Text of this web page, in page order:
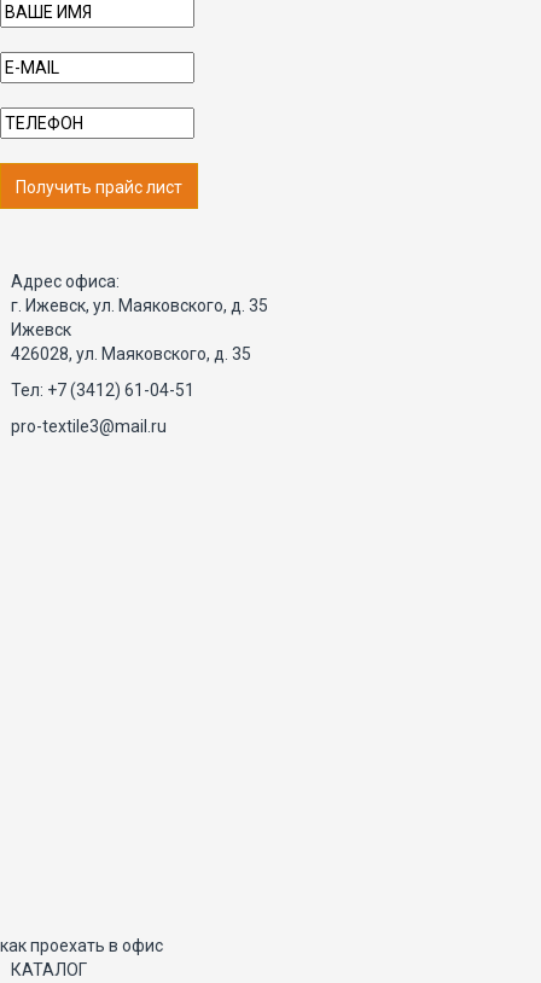
Получить прайс лист
Адрес офиса:
г. Ижевск, ул. Маяковского, д. 35
Ижевск
426028, ул. Маяковского, д. 35
Тел: +7 (3412) 61-04-51
pro-textile3@mail.ru
как проехать в офис
КАТАЛОГ